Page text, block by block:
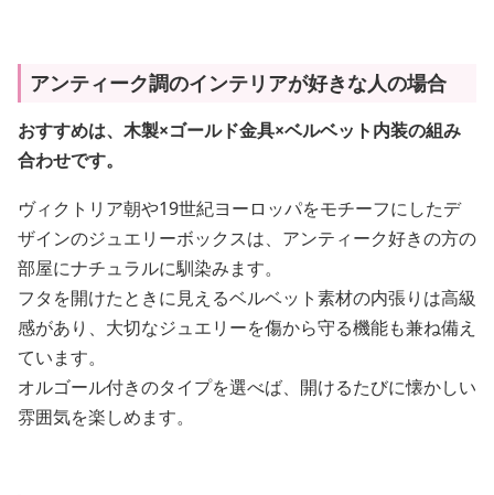
アンティーク調のインテリアが好きな人の場合
おすすめは、木製×ゴールド金具×ベルベット内装の組み
合わせです。
ヴィクトリア朝や19世紀ヨーロッパをモチーフにしたデ
ザインのジュエリーボックスは、アンティーク好きの方の
部屋にナチュラルに馴染みます。
フタを開けたときに見えるベルベット素材の内張りは高級
感があり、大切なジュエリーを傷から守る機能も兼ね備え
ています。
オルゴール付きのタイプを選べば、開けるたびに懐かしい
雰囲気を楽しめます。